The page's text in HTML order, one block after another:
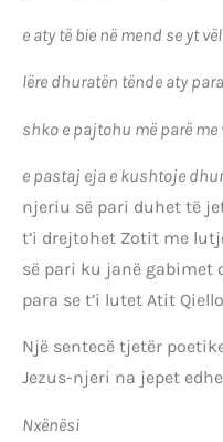
e aty të bie në mend se yt
lëre dhuratën tënde aty
shko e pajtohu më parë me
e pastaj eja e kushtoje
njeriu së pari duhet të
t’i drejtohet Zotit me
së pari ku janë gabimet
para se t’i lutet Atit
Një sentecë tjetër
Jezus-njeri na jepet
Nxënësi